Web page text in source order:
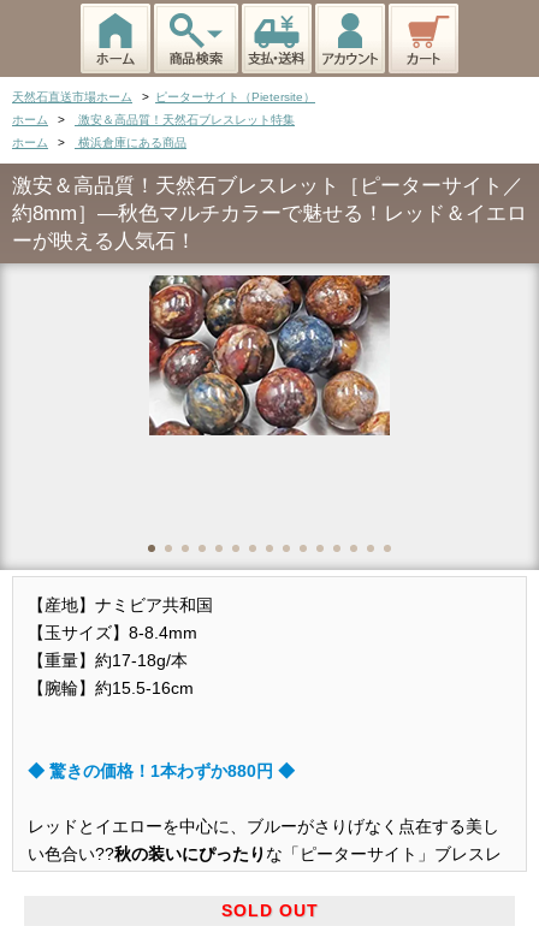
天然石直送市場ホーム >
ピーターサイト（Pietersite）
ホーム
>
激安＆高品質！天然石ブレスレット特集
ホーム
> 横浜倉庫にある商品
激安＆高品質！天然石ブレスレット［ピーターサイト／
約8mm］―秋色マルチカラーで魅せる！レッド＆イエロ
ーが映える人気石！
【産地】ナミビア共和国
【玉サイズ】8-8.4mm
【重量】約17-18g/本
【腕輪】約15.5-16cm
◆ 驚きの価格！1本わずか880円 ◆
レッドとイエローを中心に、ブルーがさりげなく点在する美し
い色合い??秋の装いにぴったり な「ピーターサイト」ブレスレ
SOLD OUT